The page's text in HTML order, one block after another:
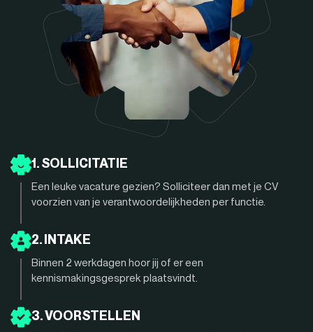
1. SOLLICITATIE
Een leuke vacature gezien? Solliciteer dan met je CV
voorzien van je verantwoordelijkheden per functie.
2. INTAKE
Binnen 2 werkdagen hoor jij of er een
kennismakingsgesprek plaatsvindt.
3. VOORSTELLEN